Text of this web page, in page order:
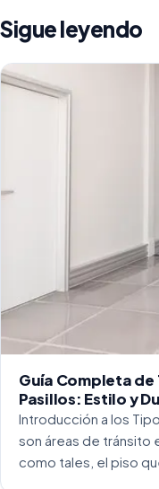
Sigue leyendo
Guía Completa de
Pasillos: Estilo y
Introducción a los
son áreas de tránsito
como tales, el piso